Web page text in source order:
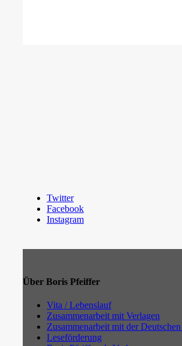
Twitter
Facebook
Instagram
Über Boris Pfeiffer
Vita / Lebenslauf
Zusammenarbeit mit Verlagen
Zusammenarbeit mit der
Leseförderung